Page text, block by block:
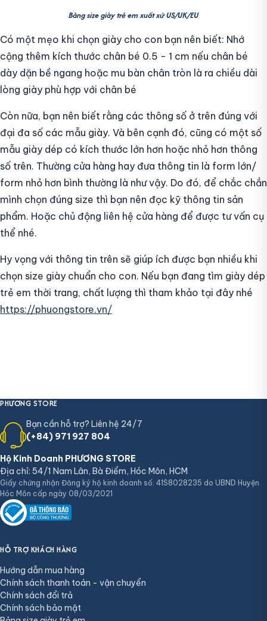
Bảng size giày trẻ em xuất xứ US/UK/EU
Có một mẹo khi chọn giày cho con bạn nên biết: Nhớ
cộng thêm kích thước chân bé 0.5 - 1 cm nếu chân bé
dày dặn bề ngang hoặc mu bàn chân tròn là ra chiều dài
lòng giày phù hợp với chân bé
Còn nữa, bạn nên biết rằng các thông số ở trên đúng với
đại đa số các mẫu giày. Và bên cạnh đó, cũng có một số
mẫu giày dép có kích thước lớn hơn hoặc nhỏ hơn thông
số trên. Thường cửa hàng hay đưa thông tin là form lớn/
form nhỏ hơn bình thường là như vậy. Do đó, để chắc chắn
mình chọn đúng size thì bạn nên đọc kỹ thông tin sản
phẩm. Hoặc chủ động liên hệ cửa hàng để được tư vấn cụ
thể nhé.
Hy vọng với thông tin trên sẽ giúp ích được bạn nhiều khi
chọn size giày chuẩn cho con. Nếu bạn đang tìm giày dép
trẻ em thời trang, chất lượng thì tham khảo tại đây nhé
https://phuongstore.vn/
PHƯƠNG STORE
Bạn cần hỗ trợ? Liên hệ 24/7
(+84) 971 927 804
Hộ Kinh Doanh PHƯƠNG STORE
Địa chỉ: 54/1 Nam Lân, Bà Điểm, Hóc Môn, HCM
Giấy chứng nhận Đăng ký hộ kinh doanh số: 41S8028235 do UBND Huyện
Hóc Môn cấp ngày 08/03/2021
HỖ TRỢ KHÁCH HÀNG
Hướng dẫn mua hàng
Chính sách thanh toán - vận chuyển
Chính sách đổi trả
Chính sách bảo mật